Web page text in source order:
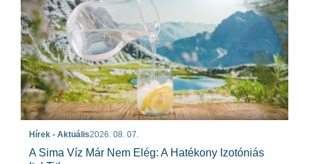
Hírek - Aktuális2026. 08. 07.
A Sima Víz Már Nem Elég: A Hatékony Izotóniás